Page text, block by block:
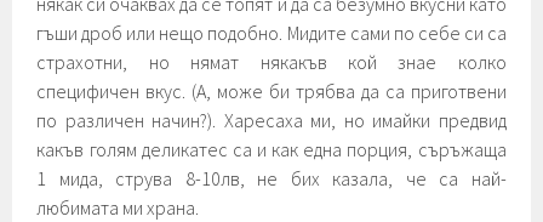
гъши дроб или нещо подобно. Мидите сами по себе си са
страхотни, но нямат някакъв кой знае колко
специфичен вкус. (А, може би трябва да са приготвени
по различен начин?). Харесаха ми, но имайки предвид
какъв голям деликатес са и как една порция, съръжаща
1 мида, струва 8-10лв, не бих казала, че са най-
любимата ми храна.